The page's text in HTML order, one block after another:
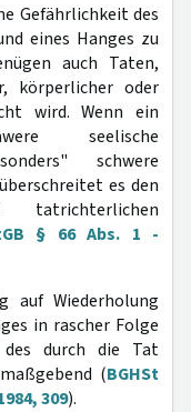
Gefährlichkeit des
eines Hanges zu
auch Taten,
körperlicher oder
wird. Wenn ein
seelische
schwere
es den
tatrichterlichen
§ 66 Abs. 1 -
auf Wiederholung
in rascher Folge
durch die Tat
(BGHSt
309).